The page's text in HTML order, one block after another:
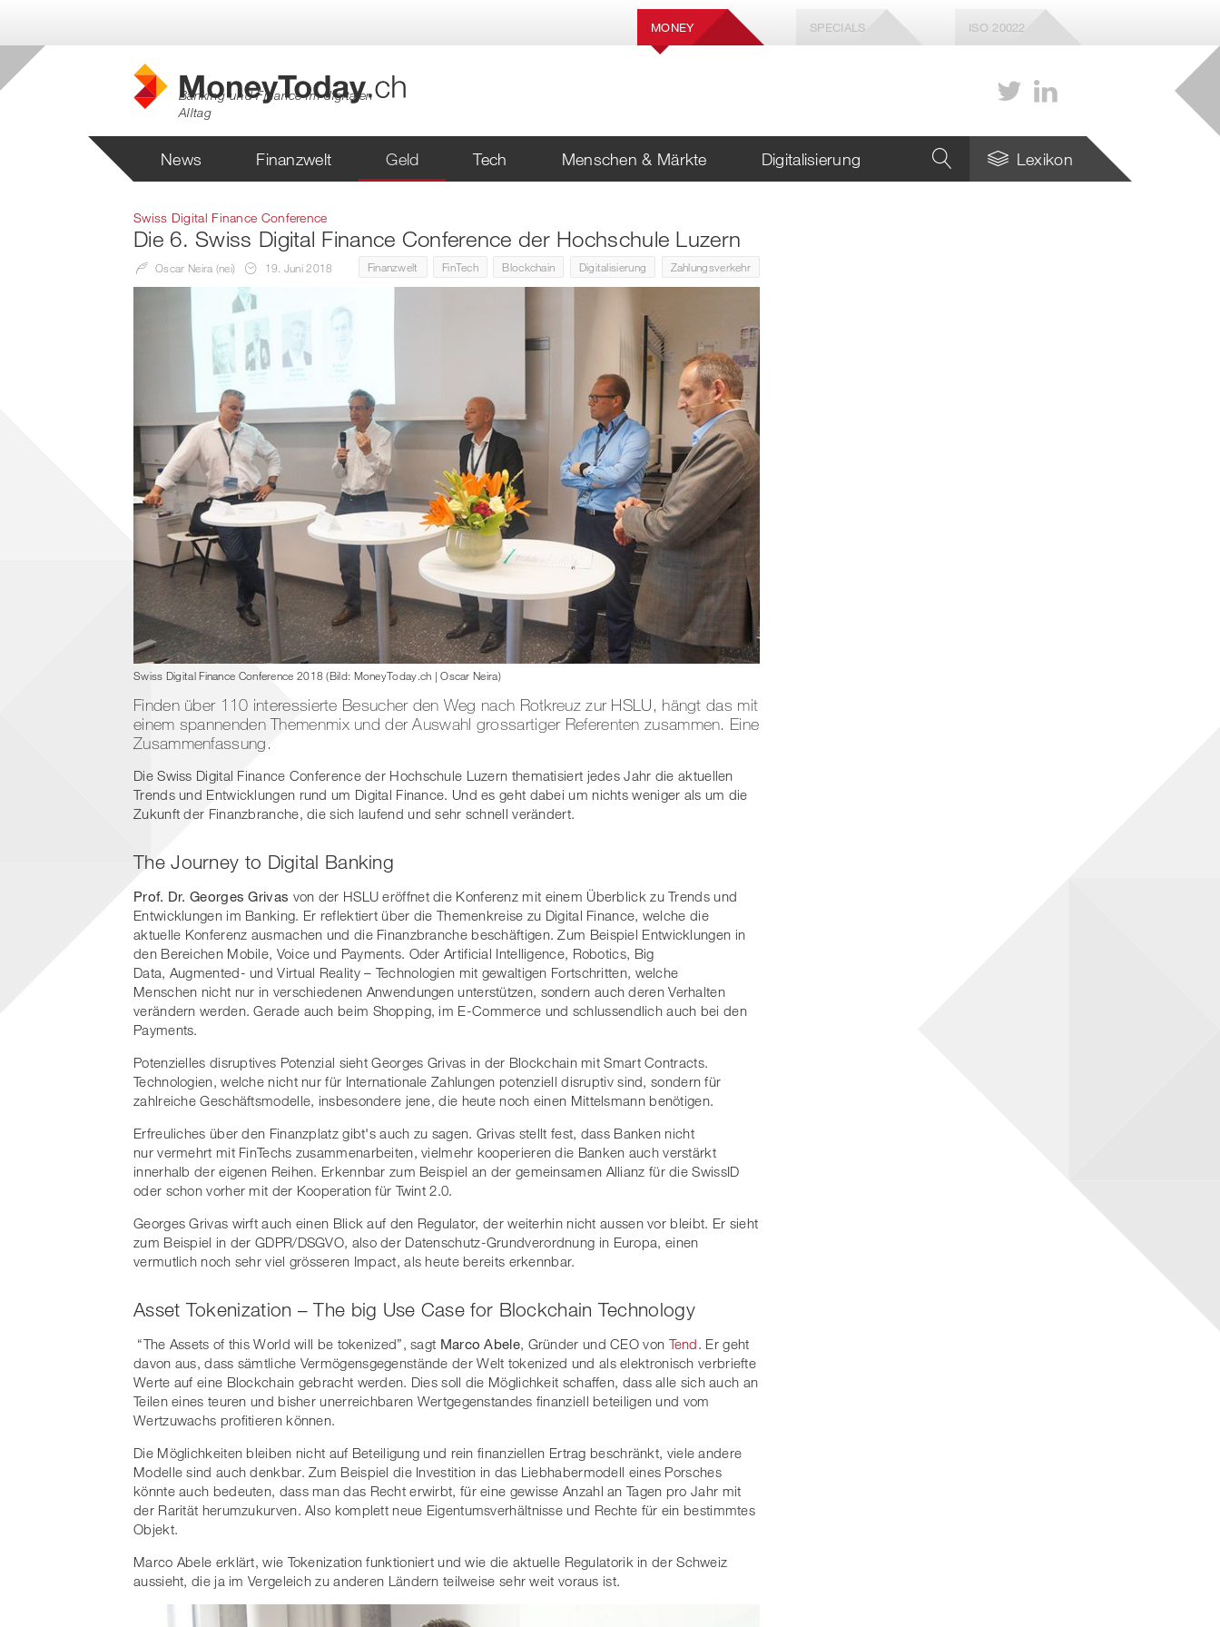
MONEY SPECIALS ISO 20022
Banking und Finance im digitalen
Alltag
News Finanzwelt Geld Tech Menschen & Märkte Digitalisierung Lexikon
Swiss Digital Finance Conference
Die 6. Swiss Digital Finance Conference der Hochschule Luzern
Oscar Neira (nei) 19. Juni 2018 Finanzwelt FinTech Blockchain Digitalisierung Zahlungsverkehr
Swiss Digital Finance Conference 2018 (Bild: MoneyToday.ch | Oscar Neira)
Finden über 110 interessierte Besucher den Weg nach Rotkreuz zur HSLU, hängt das mit
einem spannenden Themenmix und der Auswahl grossartiger Referenten zusammen. Eine
Zusammenfassung.
Die Swiss Digital Finance Conference der Hochschule Luzern thematisiert jedes Jahr die aktuellen
Trends und Entwicklungen rund um Digital Finance. Und es geht dabei um nichts weniger als um die
Zukunft der Finanzbranche, die sich laufend und sehr schnell verändert.
The Journey to Digital Banking
Prof. Dr. Georges Grivas von der HSLU eröffnet die Konferenz mit einem Überblick zu Trends und
Entwicklungen im Banking. Er reflektiert über die Themenkreise zu Digital Finance, welche die
aktuelle Konferenz ausmachen und die Finanzbranche beschäftigen. Zum Beispiel Entwicklungen in
den Bereichen Mobile, Voice und Payments. Oder Artificial Intelligence, Robotics, Big
Data, Augmented- und Virtual Reality – Technologien mit gewaltigen Fortschritten, welche
Menschen nicht nur in verschiedenen Anwendungen unterstützen, sondern auch deren Verhalten
verändern werden. Gerade auch beim Shopping, im E-Commerce und schlussendlich auch bei den
Payments.
Potenzielles disruptives Potenzial sieht Georges Grivas in der Blockchain mit Smart Contracts.
Technologien, welche nicht nur für Internationale Zahlungen potenziell disruptiv sind, sondern für
zahlreiche Geschäftsmodelle, insbesondere jene, die heute noch einen Mittelsmann benötigen.
Erfreuliches über den Finanzplatz gibt's auch zu sagen. Grivas stellt fest, dass Banken nicht
nur vermehrt mit FinTechs zusammenarbeiten, vielmehr kooperieren die Banken auch verstärkt
innerhalb der eigenen Reihen. Erkennbar zum Beispiel an der gemeinsamen Allianz für die SwissID
oder schon vorher mit der Kooperation für Twint 2.0.
Georges Grivas wirft auch einen Blick auf den Regulator, der weiterhin nicht aussen vor bleibt. Er sieht
zum Beispiel in der GDPR/DSGVO, also der Datenschutz-Grundverordnung in Europa, einen
vermutlich noch sehr viel grösseren Impact, als heute bereits erkennbar.
Asset Tokenization – The big Use Case for Blockchain Technology
“The Assets of this World will be tokenized”, sagt Marco Abele, Gründer und CEO von Tend. Er geht
davon aus, dass sämtliche Vermögensgegenstände der Welt tokenized und als elektronisch verbriefte
Werte auf eine Blockchain gebracht werden. Dies soll die Möglichkeit schaffen, dass alle sich auch an
Teilen eines teuren und bisher unerreichbaren Wertgegenstandes finanziell beteiligen und vom
Wertzuwachs profitieren können.
Die Möglichkeiten bleiben nicht auf Beteiligung und rein finanziellen Ertrag beschränkt, viele andere
Modelle sind auch denkbar. Zum Beispiel die Investition in das Liebhabermodell eines Porsches
könnte auch bedeuten, dass man das Recht erwirbt, für eine gewisse Anzahl an Tagen pro Jahr mit
der Rarität herumzukurven. Also komplett neue Eigentumsverhältnisse und Rechte für ein bestimmtes
Objekt.
Marco Abele erklärt, wie Tokenization funktioniert und wie die aktuelle Regulatorik in der Schweiz
aussieht, die ja im Vergeleich zu anderen Ländern teilweise sehr weit voraus ist.